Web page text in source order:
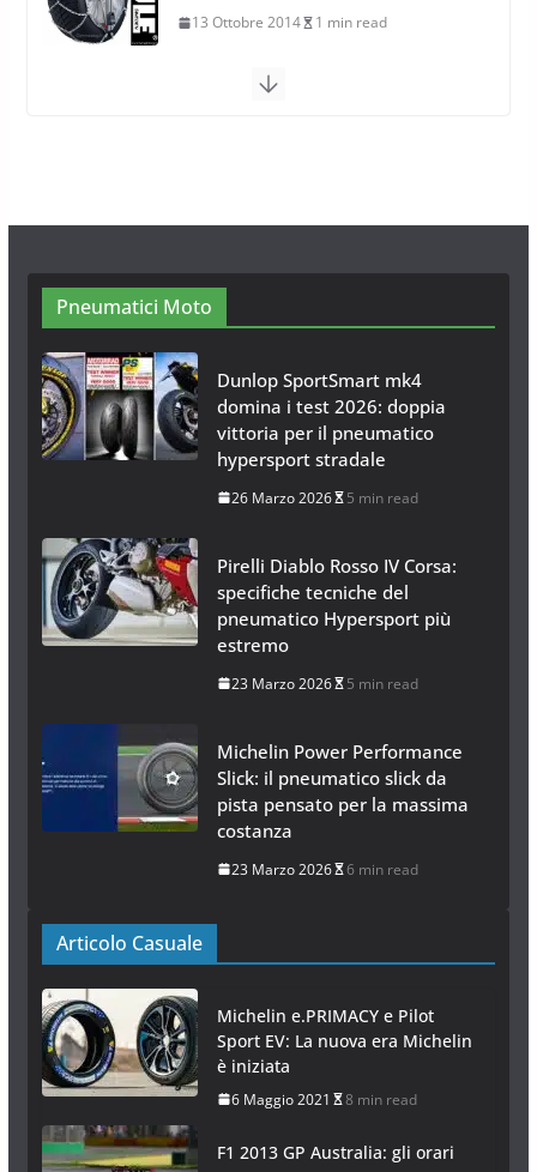
26 Ottobre 2013 1 min read
Calze da Neve per Auto 2025:
26 Gennaio 2017
Pneumatici Moto
Dunlop SportSmart mk4
domina i test 2026: doppia
vittoria per il pneumatico
hypersport stradale
26 Marzo 2026 5 min read
Pirelli Diablo Rosso IV Corsa:
specifiche tecniche del
pneumatico Hypersport più
estremo
23 Marzo 2026 5 min read
Michelin Power Performance
Slick: il pneumatico slick da
pista pensato per la massima
costanza
23 Marzo 2026 6 min read
Articolo Casuale
Michelin e.PRIMACY e Pilot
Sport EV: La nuova era Michelin
è iniziata
6 Maggio 2021 8 min read
F1 2013 GP Australia: gli orari